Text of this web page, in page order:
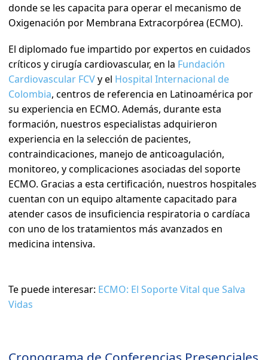
donde se les capacita para operar el mecanismo de
Oxigenación por Membrana Extracorpórea (ECMO).
El diplomado fue impartido por expertos en cuidados
críticos y cirugía cardiovascular, en la Fundación
Cardiovascular FCVy el Hospital Internacional de
Colombia, centros de referencia en Latinoamérica por
su experiencia en ECMO. Además, durante esta
formación, nuestros especialistas adquirieron
experiencia en la selección de pacientes,
contraindicaciones, manejo de anticoagulación,
monitoreo, y complicaciones asociadas del soporte
ECMO. Gracias a esta certificación, nuestros hospitales
cuentan con un equipo altamente capacitado para
atender casos de insuficiencia respiratoria o cardíaca
con uno de los tratamientos más avanzados en
medicina intensiva.
Te puede interesar: ECMO: El Soporte Vital que Salva
Vidas